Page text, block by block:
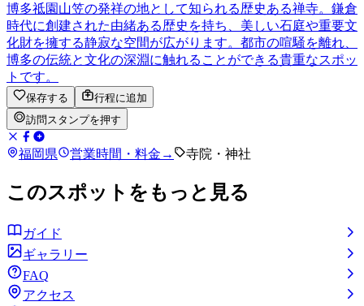
博多祗園山笠の発祥の地として知られる歴史ある禅寺。鎌倉
時代に創建された由緒ある歴史を持ち、美しい石庭や重要文
化財を擁する静寂な空間が広がります。都市の喧騒を離れ、
博多の伝統と文化の深淵に触れることができる貴重なスポッ
トです。
保存する
行程に追加
訪問スタンプを押す
福岡県 営業時間・料金 → 寺院・神社
このスポットをもっと見る
ガイド
ギャラリー
FAQ
アクセス